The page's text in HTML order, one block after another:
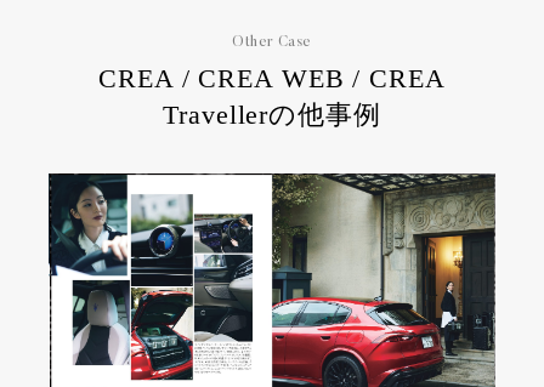
Other Case
CREA / CREA WEB / CREA
Travellerの他事例